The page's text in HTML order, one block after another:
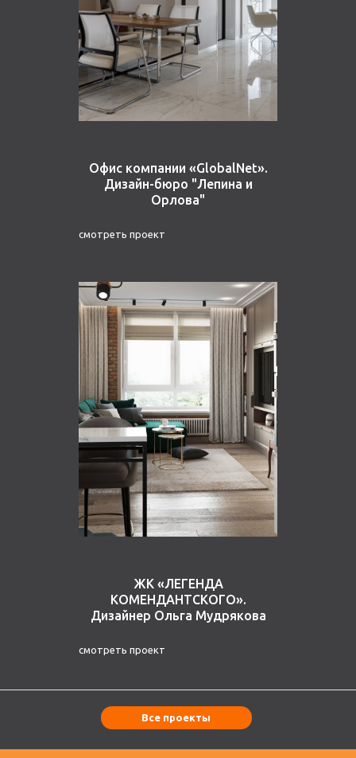
Офис компании «GlobalNet».
Дизайн-бюро "Лепина и
Орлова"
смотреть проект
ЖК «ЛЕГЕНДА
КОМЕНДАНТСКОГО».
Дизайнер Ольга Мудрякова
смотреть проект
Все проекты